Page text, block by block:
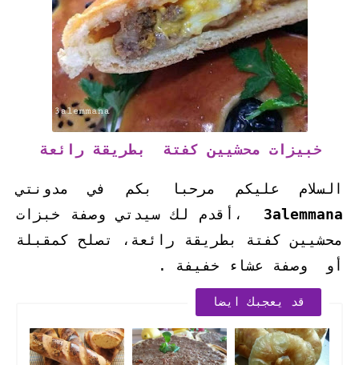
خبيزات محشيين كفتة بطريقة رائعة
السلام عليكم مرحبا بكم في مدونتي
3alemmana ،أقدم لك سيدتي وصفة خبزات
محشيين كفتة بطريقة رائعة، تصلح كمقبلة
أو وصفة عشاء خفيفة .
قد يعجبك ايضا